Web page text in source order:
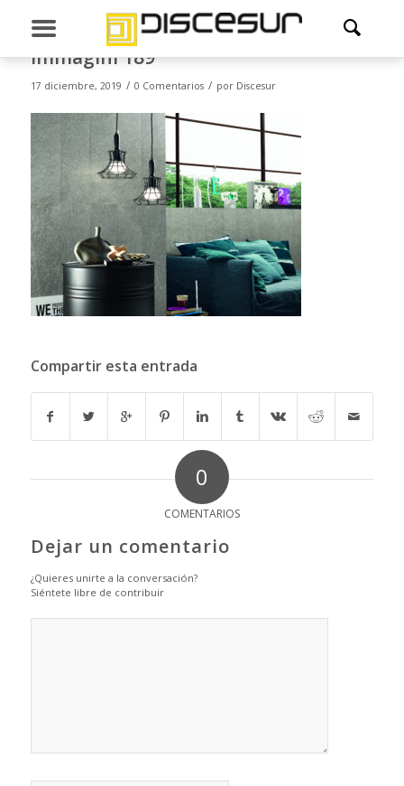
Immagini 189
17 diciembre, 2019 / 0 Comentarios / por Discesur
Compartir esta entrada
0
COMENTARIOS
Dejar un comentario
¿Quieres unirte a la conversación?
Siéntete libre de contribuir